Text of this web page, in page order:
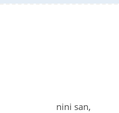
nini san,